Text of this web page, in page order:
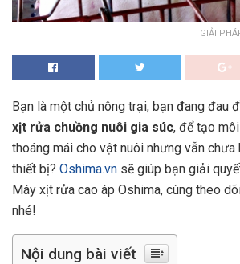
GIẢI
Bạn là một chủ nông trại, bạn đang đau
xịt rửa chuồng nuôi gia súc, để tạo
thoáng mái cho vật nuôi nhưng vẫn chưa
thiết bị? Oshima.vn sẽ giúp bạn giải
Máy xịt rửa cao áp Oshima, cùng theo
nhé!
Nội dung bài viết